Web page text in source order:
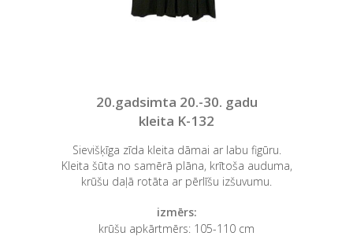
20.gadsimta 20.-30. gadu
kleita K-132
Sievišķīga zīda kleita dāmai ar labu figūru.
Kleita šūta no samērā plāna, krītoša auduma,
krūšu daļā rotāta ar pērlīšu izšuvumu.
izmērs:
krūšu apkārtmērs: 105-110 cm